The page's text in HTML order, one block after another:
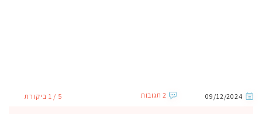
09/12/2024 2 תגובות 5 / 1 ביקורת